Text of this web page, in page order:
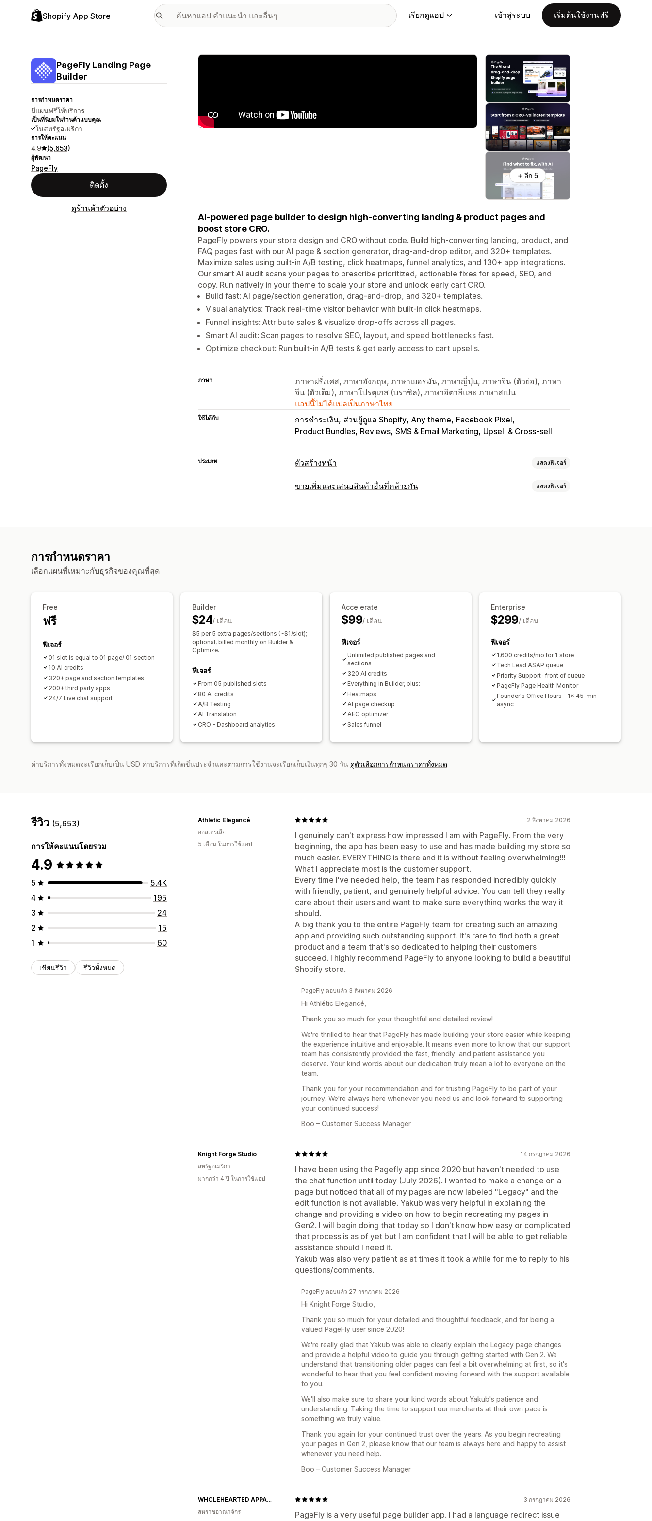
Shopify App Store เรียกดูแอป เข้าสู่ระบบ เริ่มต้นใช้งานฟรี
PageFly Landing Page
Builder
การกำหนดราคา
มีแผนฟรีให้บริการ
เป็นที่นิยมในร้านค้าแบบคุณ
ในสหรัฐอเมริกา
การให้คะแนน
4.9 (5,653)
ผู้พัฒนา
PageFly
ติดตั้ง
ดูร้านค้าตัวอย่าง
แกลเลอรีรูปภาพที่แสดง
+ อีก 5
AI-powered page builder to design high-converting landing & product pages and
boost store CRO.
PageFly powers your store design and CRO without code. Build high-converting landing, product, and
FAQ pages fast with our AI page & section generator, drag-and-drop editor, and 320+ templates.
Maximize sales using built-in A/B testing, click heatmaps, funnel analytics, and 130+ app integrations.
Our smart AI audit scans your pages to prescribe prioritized, actionable fixes for speed, SEO, and
copy. Run natively in your theme to scale your store and unlock early cart CRO.
Build fast: AI page/section generation, drag-and-drop, and 320+ templates.
Visual analytics: Track real-time visitor behavior with built-in click heatmaps.
Funnel insights: Attribute sales & visualize drop-offs across all pages.
Smart AI audit: Scan pages to resolve SEO, layout, and speed bottlenecks fast.
Optimize checkout: Run built-in A/B tests & get early access to cart upsells.
ภาษา
ภาษาฝรั่งเศส, ภาษาอังกฤษ, ภาษาเยอรมัน, ภาษาญี่ปุ่น, ภาษาจีน (ตัวย่อ), ภาษา
จีน (ตัวเต็ม), ภาษาโปรตุเกส (บราซิล), ภาษาอิตาลีและ ภาษาสเปน
แอปนี้ไม่ได้แปลเป็นภาษาไทย
ใช้ได้กับ การชำระเงิน ส่วนผู้ดูแล Shopify Any theme Facebook Pixel
Product Bundles Reviews SMS & Email Marketing Upsell & Cross-sell
ประเภท ตัวสร้างหน้า แสดงฟีเจอร์
ประเภทหน้า
แบบอักษรที่กำหนดเอง
SEO
การเปลี่ยนรูปแบบตามการแสดงผลบนมือถือ
การโหลดแบบ Lazy การวิเคราะห์
การทดสอบ A/B การติดตาม
ขายเพิ่มและเสนอสินค้าอื่นที่คล้ายกัน แสดงฟีเจอร์
อัตราคอนเวอร์ชัน คำแนะนำในการเพิ่มประสิทธิภาพ
การกำหนดราคา
เลือกแผนที่เหมาะกับธุรกิจของคุณที่สุด
Free
ฟรี
ฟีเจอร์
01 slot is equal to 01 page/ 01 section
10 AI credits
320+ page and section templates
200+ third party apps
24/7 Live chat support
Builder
$24/ เดือน
$5 per 5 extra pages/sections (~$1/slot);
optional, billed monthly on Builder &
Optimize.
ฟีเจอร์
From 05 published slots
80 AI credits
A/B Testing
AI Translation
CRO - Dashboard analytics
Accelerate
$99/ เดือน
ฟีเจอร์
Unlimited published pages and
sections
320 AI credits
Everything in Builder, plus:
Heatmaps
AI page checkup
AEO optimizer
Sales funnel
Enterprise
$299/ เดือน
ฟีเจอร์
1,600 credits/mo for 1 store
Tech Lead ASAP queue
Priority Support · front of queue
PageFly Page Health Monitor
Founder's Office Hours - 1x 45-min
async
ค่าบริการทั้งหมดจะเรียกเก็บเป็น USD ค่าบริการที่เกิดขึ้นประจำและตามการใช้งานจะเรียกเก็บเงินทุกๆ 30 วัน ดูตัวเลือกการกำหนดราคาทั้งหมด
รีวิว (5,653)
การให้คะแนนโดยรวม
4.9
5
5.4K
4
195
3
24
2
15
1
60
เขียนรีวิว รีวิวทั้งหมด
2 สิงหาคม 2026
I genuinely can't express how impressed I am with PageFly. From the very
beginning, the app has been easy to use and has made building my store so
much easier. EVERYTHING is there and it is without feeling overwhelming!!!
What I appreciate most is the customer support.
Every time I've needed help, the team has responded incredibly quickly
with friendly, patient, and genuinely helpful advice. You can tell they really
care about their users and want to make sure everything works the way it
should.
A big thank you to the entire PageFly team for creating such an amazing
app and providing such outstanding support. It's rare to find both a great
product and a team that's so dedicated to helping their customers
succeed. I highly recommend PageFly to anyone looking to build a beautiful
Shopify store.
Athlétic Elegancé
ออสเตรเลีย
5 เดือน ในการใช้แอป
PageFly ตอบแล้ว 3 สิงหาคม 2026
Hi Athlétic Elegancé,
Thank you so much for your thoughtful and detailed review!
We're thrilled to hear that PageFly has made building your store easier while keeping
the experience intuitive and enjoyable. It means even more to know that our support
team has consistently provided the fast, friendly, and patient assistance you
deserve. Your kind words about our dedication truly mean a lot to everyone on the
team.
Thank you for your recommendation and for trusting PageFly to be part of your
journey. We're always here whenever you need us and look forward to supporting
your continued success!
Boo – Customer Success Manager
14 กรกฎาคม 2026
I have been using the Pagefly app since 2020 but haven't needed to use
the chat function until today (July 2026). I wanted to make a change on a
page but noticed that all of my pages are now labeled "Legacy" and the
edit function is not available. Yakub was very helpful in explaining the
change and providing a video on how to begin recreating my pages in
Gen2. I will begin doing that today so I don't know how easy or complicated
that process is as of yet but I am confident that I will be able to get reliable
assistance should I need it.
Yakub was also very patient as at times it took a while for me to reply to his
questions/comments.
Knight Forge Studio
สหรัฐอเมริกา
มากกว่า 4 ปี ในการใช้แอป
PageFly ตอบแล้ว 27 กรกฎาคม 2026
Hi Knight Forge Studio,
Thank you so much for your detailed and thoughtful feedback, and for being a
valued PageFly user since 2020!
We're really glad that Yakub was able to clearly explain the Legacy page changes
and provide a helpful video to guide you through getting started with Gen 2. We
understand that transitioning older pages can feel a bit overwhelming at first, so it's
wonderful to hear that you feel confident moving forward with the support available
to you.
We'll also make sure to share your kind words about Yakub's patience and
understanding. Taking the time to support our merchants at their own pace is
something we truly value.
Thank you again for your continued trust over the years. As you begin recreating
your pages in Gen 2, please know that our team is always here and happy to assist
whenever you need help.
Boo – Customer Success Manager
3 กรกฎาคม 2026
PageFly is a very useful page builder app. I had a language redirect issue
WHOLEHEARTED APPAREL
สหราชอาณาจักร